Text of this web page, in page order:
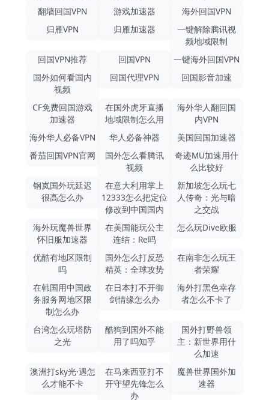
翻墙回国VPN
游戏加速器
海外回国VPN
归雁VPN
归雁加速器
一键解除腾讯视
频地域限制
回国VPN推荐
回国VPN
一键海外回国VPN
国外如何看国内
视频
回国代理VPN 回国影音加速
CF免费回国游戏
加速器
在国外虎牙直播
地域限制怎么用
海外华人翻回国
内VPN
海外华人必备VPN
华人必备神器
美国回国加速器
番茄回国VPN官网
国外怎么看腾讯
视频
奇迹MU加速用什
么比较好
钢岚国外玩延迟
很高怎么办
在意大利用掌上
12333怎么把定位
修改到中国国内
新加坡怎么玩七
人传奇：光与暗
之交战
海外玩魔兽世界
怀旧服加速器
在美国能玩公主
连结：Re吗
怎么玩Dive欧服
优酷有地区限制
吗
国外怎么打反恐
精英：全球攻势
在南非怎么玩王
者荣耀
在韩国用中国政
务服务网地区限
制怎么办
在日本打不开御
剑情缘怎么办
海外打黑色幸存
者怎么不卡了
台湾怎么玩塔防
之光
酷狗到国外不能
用了吗知乎
国外打野兽领
主：新世界用什
么加速
澳洲打sky光·遇怎
么才能不卡
在马来西亚打不
开守望先锋怎么
办
魔兽世界国外加
速器